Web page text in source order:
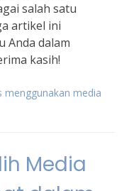
salah satu
artikel ini
Anda dalam
kasih!
menggunakan media
Media